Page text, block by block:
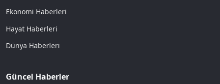
Ekonomi Haberleri
Hayat Haberleri
Dünya Haberleri
Güncel Haberler